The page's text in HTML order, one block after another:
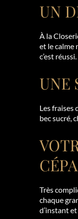
UN
À la
et le calme
c’est réussi.
UNE
Les fraises
bec sucré,
Très
chaque
d’instant